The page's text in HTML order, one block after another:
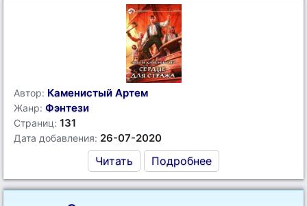
Автор: Каменистый Артем
Жанр: Фэнтези
Страниц: 131
Дата добавления: 26-07-2020
Читать Подробнее